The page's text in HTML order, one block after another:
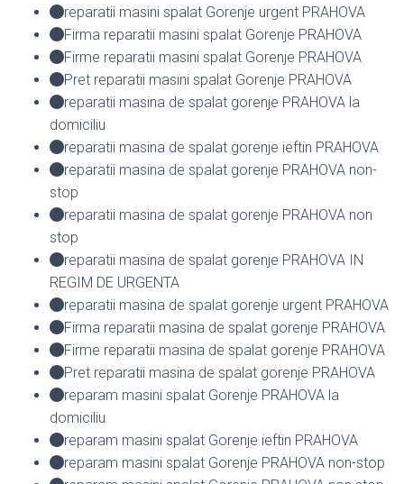
reparatii masini spalat Gorenje urgent PRAHOVA
Firma reparatii masini spalat Gorenje PRAHOVA
Firme reparatii masini spalat Gorenje PRAHOVA
Pret reparatii masini spalat Gorenje PRAHOVA
reparatii masina de spalat gorenje PRAHOVA la
domiciliu
reparatii masina de spalat gorenje ieftin PRAHOVA
reparatii masina de spalat gorenje PRAHOVA non-
stop
reparatii masina de spalat gorenje PRAHOVA non
stop
reparatii masina de spalat gorenje PRAHOVA IN
REGIM DE URGENTA
reparatii masina de spalat gorenje urgent PRAHOVA
Firma reparatii masina de spalat gorenje PRAHOVA
Firme reparatii masina de spalat gorenje PRAHOVA
Pret reparatii masina de spalat gorenje PRAHOVA
reparam masini spalat Gorenje PRAHOVA la
domiciliu
reparam masini spalat Gorenje ieftin PRAHOVA
reparam masini spalat Gorenje PRAHOVA non-stop